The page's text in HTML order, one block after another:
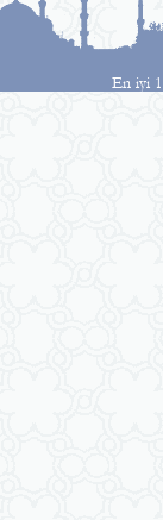
En iyi